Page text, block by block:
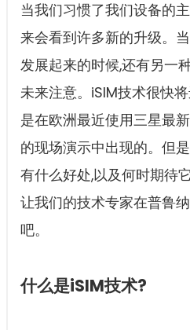
当我们习惯了我们设备的
来会看到许多新的升级。
发展起来的时候,还有另一
未来注意。iSIM技术很快
是在欧洲最近使用三星最
的现场演示中出现的。但
有什么好处,以及何时期待
让我们的技术专家在普鲁
吧。
什么是iSIM技术?